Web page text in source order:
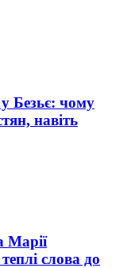
Безьє: чому
навіть
Марії
слова до